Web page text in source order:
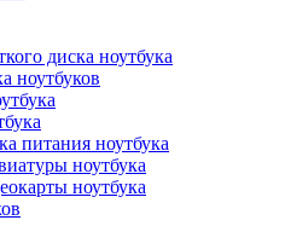
диска ноутбука
ноутбуков
питания ноутбука
ноутбука
ноутбука